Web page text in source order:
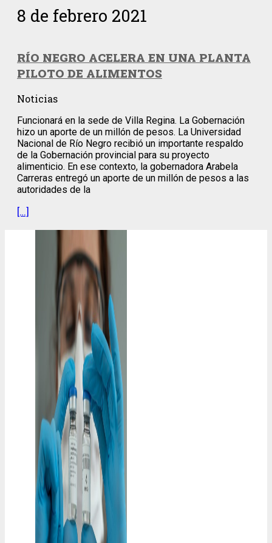
8 de febrero 2021
RÍO NEGRO ACELERA EN UNA PLANTA
PILOTO DE ALIMENTOS
Noticias
Funcionará en la sede de Villa Regina. La Gobernación
hizo un aporte de un millón de pesos. La Universidad
Nacional de Río Negro recibió un importante respaldo
de la Gobernación provincial para su proyecto
alimenticio. En ese contexto, la gobernadora Arabela
Carreras entregó un aporte de un millón de pesos a las
autoridades de la
[…]